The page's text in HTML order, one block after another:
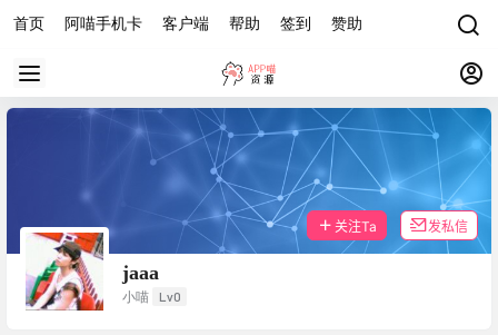
首页 阿喵手机卡 客户端 帮助 签到 赞助
jaaa
小喵 Lv0
关注Ta 发私信